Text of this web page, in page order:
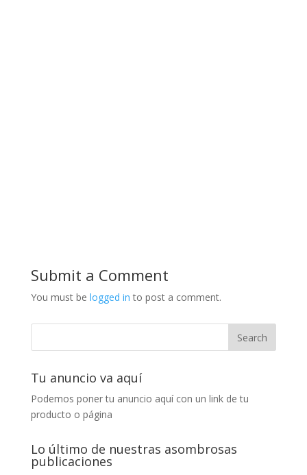
Submit a Comment
You must be logged in to post a comment.
Tu anuncio va aquí
Podemos poner tu anuncio aquí con un link de tu
producto o página
Lo último de nuestras asombrosas
publicaciones